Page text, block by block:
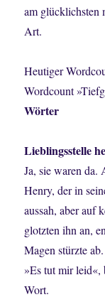
am glücklichsten
Art.
Heutiger
Wordcount
Wörter
Lieblingsstelle
Ja, sie waren
Henry, der in
aussah, aber auf
glotzten ihn an,
Magen stürzte
»Es tut mir leid«,
Wort.